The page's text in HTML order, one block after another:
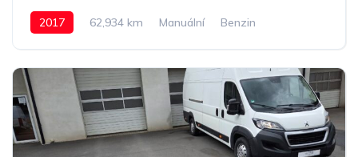
2017 62,934 km Manuální Benzin